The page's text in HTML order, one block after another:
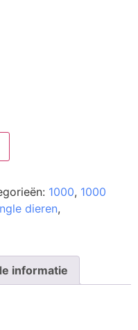
1000, 1000
dieren,
informatie